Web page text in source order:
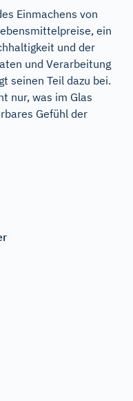
Einmachens von
ein
und der
und Verarbeitung
seinen Teil dazu bei.
nur, was im Glas
Gefühl der